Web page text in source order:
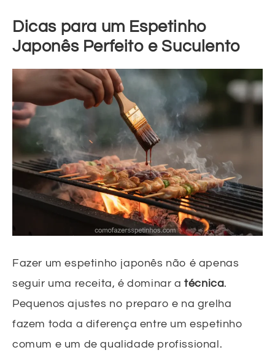
Dicas para um Espetinho
Japonês Perfeito e Suculento
Fazer um espetinho japonês não é apenas
seguir uma receita, é dominar atécnica.
Pequenos ajustes no preparo e na grelha
fazem toda a diferença entre um espetinho
comum e um de qualidade profissional.